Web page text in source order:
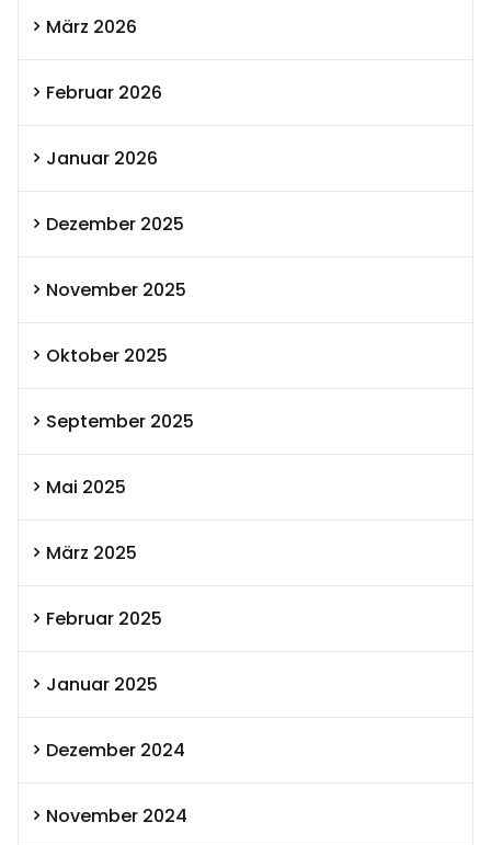
März 2026
Februar 2026
Januar 2026
Dezember 2025
November 2025
Oktober 2025
September 2025
Mai 2025
März 2025
Februar 2025
Januar 2025
Dezember 2024
November 2024